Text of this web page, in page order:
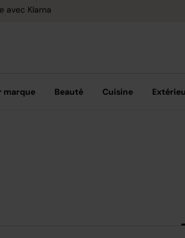
dès 40 € d'achat
marque Beauté Cuisine